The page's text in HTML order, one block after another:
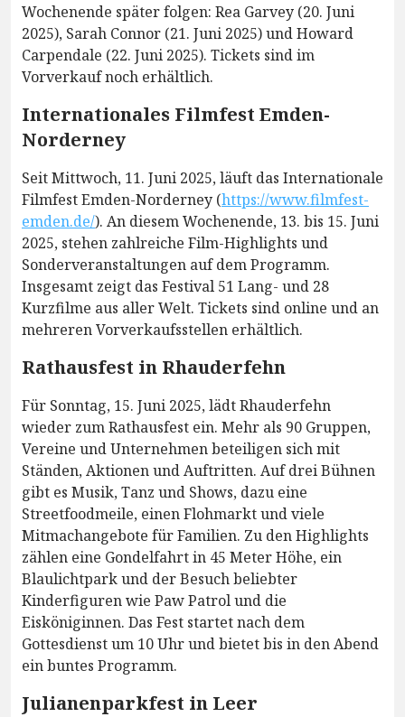
Wochenende später folgen: Rea Garvey (20. Juni
2025), Sarah Connor (21. Juni 2025) und Howard
Carpendale (22. Juni 2025). Tickets sind im
Vorverkauf noch erhältlich.
Internationales Filmfest Emden-
Norderney
Seit Mittwoch, 11. Juni 2025, läuft das Internationale
Filmfest Emden-Norderney (https://www.filmfest-
emden.de/). An diesem Wochenende, 13. bis 15. Juni
2025, stehen zahlreiche Film-Highlights und
Sonderveranstaltungen auf dem Programm.
Insgesamt zeigt das Festival 51 Lang- und 28
Kurzfilme aus aller Welt. Tickets sind online und an
mehreren Vorverkaufsstellen erhältlich.
Rathausfest in Rhauderfehn
Für Sonntag, 15. Juni 2025, lädt Rhauderfehn
wieder zum Rathausfest ein. Mehr als 90 Gruppen,
Vereine und Unternehmen beteiligen sich mit
Ständen, Aktionen und Auftritten. Auf drei Bühnen
gibt es Musik, Tanz und Shows, dazu eine
Streetfoodmeile, einen Flohmarkt und viele
Mitmachangebote für Familien. Zu den Highlights
zählen eine Gondelfahrt in 45 Meter Höhe, ein
Blaulichtpark und der Besuch beliebter
Kinderfiguren wie Paw Patrol und die
Eisköniginnen. Das Fest startet nach dem
Gottesdienst um 10 Uhr und bietet bis in den Abend
ein buntes Programm.
Julianenparkfest in Leer